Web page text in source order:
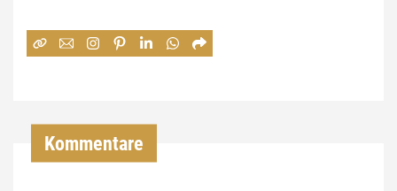
:
Kommentare